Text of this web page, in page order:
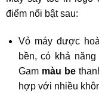
điểm nổi bật sau:
Vỏ máy được
bền, có khả
Gam màu be
hợp với nhiều